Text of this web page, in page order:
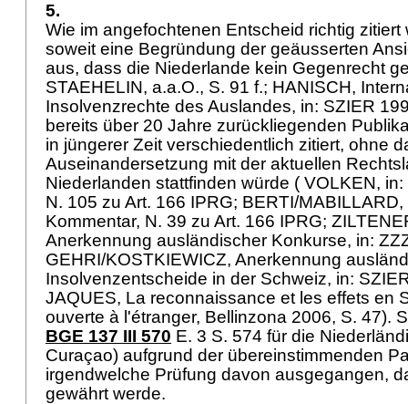
5.
Wie im angefochtenen Entscheid richtig zitiert
soweit eine Begründung der geäusserten
aus, dass die Niederlande kein Gegenrecht
STAEHELIN, a.a.O., S. 91 f.; HANISCH,
Insolvenzrechte des Auslandes, in: SZIER
bereits über 20 Jahre zurückliegenden
in jüngerer Zeit verschiedentlich zitiert, ohne
Auseinandersetzung mit der aktuellen
Niederlanden stattfinden würde ( VOLKEN,
N. 105 zu Art. 166 IPRG; BERTI/
Kommentar, N. 39 zu Art. 166 IPRG;
Anerkennung ausländischer Konkurse, in:
GEHRI/KOSTKIEWICZ, Anerkennung
Insolvenzentscheide in der Schweiz, in:
JAQUES, La reconnaissance et les effets en
ouverte à l'étranger, Bellinzona 2006, S. 47).
BGE 137 III 570 E. 3 S. 574 für die
Curaçao) aufgrund der übereinstimmenden
irgendwelche Prüfung davon ausgegangen,
gewährt werde.